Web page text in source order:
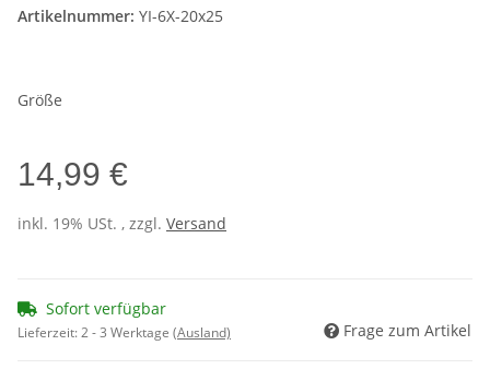
Artikelnummer: YI-6X-20x25
Größe
14,99 €
inkl. 19% USt. , zzgl. Versand
Sofort verfügbar
Lieferzeit:2 - 3 Werktage (Ausland) Frage zum Artikel